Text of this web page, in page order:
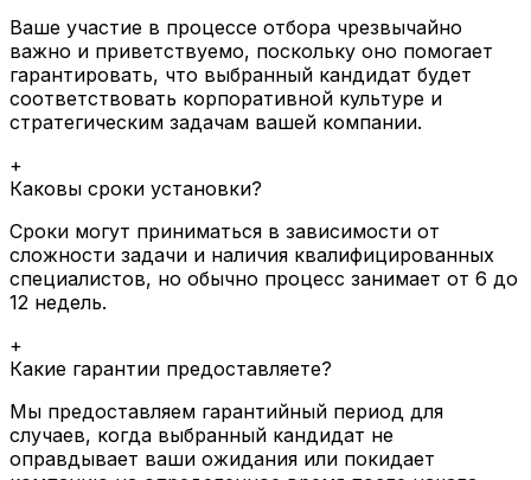
Ваше участие в процессе отбора чрезвычайно
важно и приветствуемо, поскольку оно помогает
гарантировать, что выбранный кандидат будет
соответствовать корпоративной культуре и
стратегическим задачам вашей компании.
+
Каковы сроки установки?
Сроки могут приниматься в зависимости от
сложности задачи и наличия квалифицированных
специалистов, но обычно процесс занимает от 6 до
12 недель.
+
Какие гарантии предоставляете?
Мы предоставляем гарантийный период для
случаев, когда выбранный кандидат не
оправдывает ваши ожидания или покидает